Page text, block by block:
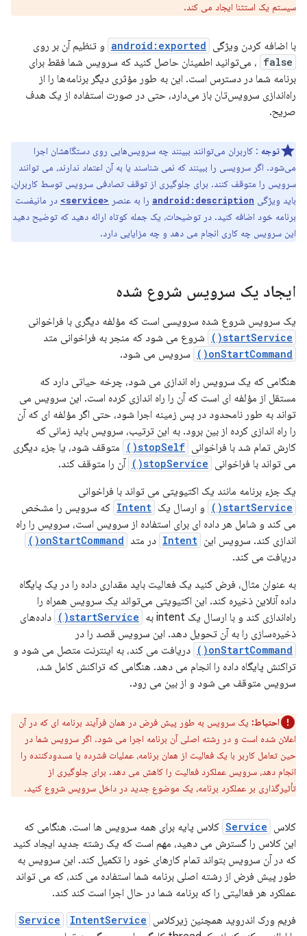
سیستم یک استثنا ایجاد می کند.
با اضافه کردن ویژگی android:exported و تنظیم آن بر روی
false ، می‌توانید اطمینان حاصل کنید که سرویس شما فقط برای
برنامه شما در دسترس است. این به طور مؤثری دیگر برنامه‌ها را از
راه‌اندازی سرویس‌تان باز می‌دارد، حتی در صورت استفاده از یک هدف
صریح.
توجه : کاربران می‌توانند ببینند چه سرویس‌هایی روی دستگاهشان اجرا
می‌شود. اگر سرویسی را ببینند که نمی شناسند یا به آن اعتماد ندارند، می توانند
سرویس را متوقف کنند. برای جلوگیری از توقف تصادفی سرویس توسط کاربران،
باید ویژگی android:description را به عنصر <service>
در مانیفست
برنامه خود اضافه کنید. در توضیحات، یک جمله کوتاه ارائه دهید که توضیح دهید
این سرویس چه کاری انجام می دهد و چه مزایایی دارد.
ایجاد یک سرویس شروع شده
یک سرویس شروع شده سرویسی است که مؤلفه دیگری با فراخوانی
startService() شروع می شود که منجر به فراخوانی متد
onStartCommand()
سرویس می شود.
هنگامی که یک سرویس راه اندازی می شود، چرخه حیاتی دارد که
مستقل از مؤلفه ای است که آن را راه اندازی کرده است. این سرویس می
تواند به طور نامحدود در پس زمینه اجرا شود، حتی اگر مؤلفه ای که آن
را راه اندازی کرده از بین برود. به این ترتیب، سرویس باید زمانی که
کارش تمام شد با فراخوانی stopSelf()
متوقف شود، یا جزء دیگری
می تواند با فراخوانی stopService()
آن را متوقف کند.
یک جزء برنامه مانند یک اکتیویتی می تواند با فراخوانی
startService() و ارسال یک Intent که سرویس را مشخص
می کند و شامل هر داده ای برای استفاده از سرویس است، سرویس را راه
اندازی کند. سرویس این Intent در متد onStartCommand()
دریافت می کند.
به عنوان مثال، فرض کنید یک فعالیت باید مقداری داده را در یک پایگاه
داده آنلاین ذخیره کند. این اکتیویتی می‌تواند یک سرویس همراه را
راه‌اندازی کند و با ارسال یک intent به
startService()
داده‌های
ذخیره‌سازی را به آن تحویل دهد. این سرویس قصد را در
onStartCommand()
دریافت می کند، به اینترنت متصل می شود و
تراکنش پایگاه داده را انجام می دهد. هنگامی که تراکنش کامل شد،
سرویس متوقف می شود و از بین می رود.
احتیاط: یک سرویس به طور پیش فرض در همان فرآیند برنامه ای که در آن
اعلان شده است و در رشته اصلی آن برنامه اجرا می شود. اگر سرویس شما در
حین تعامل کاربر با یک فعالیت از همان برنامه، عملیات فشرده یا مسدودکننده را
انجام دهد، سرویس عملکرد فعالیت را کاهش می دهد. برای جلوگیری از
تأثیرگذاری بر عملکرد برنامه، یک موضوع جدید در داخل سرویس شروع کنید.
کلاس Service کلاس پایه برای همه سرویس ها است. هنگامی که
این کلاس را گسترش می دهید، مهم است که یک رشته جدید ایجاد کنید
که در آن سرویس بتواند تمام کارهای خود را تکمیل کند. این سرویس به
طور پیش فرض از رشته اصلی برنامه شما استفاده می کند، که می تواند
عملکرد هر فعالیتی را که برنامه شما در حال اجرا است کند کند.
فریم ورک اندروید همچنین زیرکلاس
Service IntentService